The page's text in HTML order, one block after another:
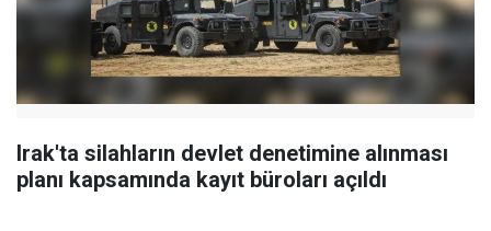
Irak'ta silahların devlet denetimine alınması
planı kapsamında kayıt büroları açıldı